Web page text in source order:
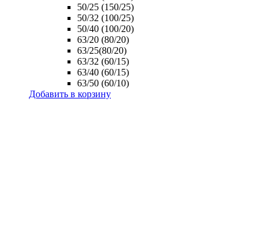
50/25 (150/25)
50/32 (100/25)
50/40 (100/20)
63/20 (80/20)
63/25(80/20)
63/32 (60/15)
63/40 (60/15)
63/50 (60/10)
Добавить в корзину